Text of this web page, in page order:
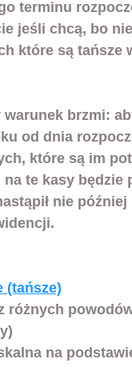
terminu
jeśli chcą, bo
które są tańsze
brzmi:
od dnia
które są im
te kasy będzie
nie
(tańsze)
różnych
na